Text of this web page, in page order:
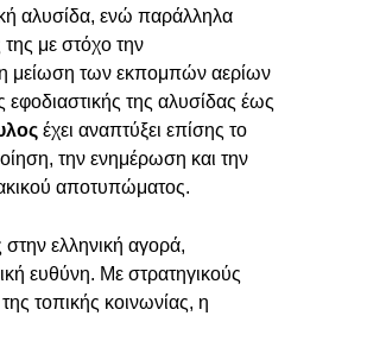
αλυσίδα, ενώ παράλληλα
με στόχο την
μείωση των εκπομπών αερίων
της αλυσίδας έως
έχει αναπτύξει επίσης τo
την ενημέρωση και την
αποτυπώματος.
στην ελληνική αγορά,
ευθύνη. Με στρατηγικούς
τοπικής κοινωνίας, η